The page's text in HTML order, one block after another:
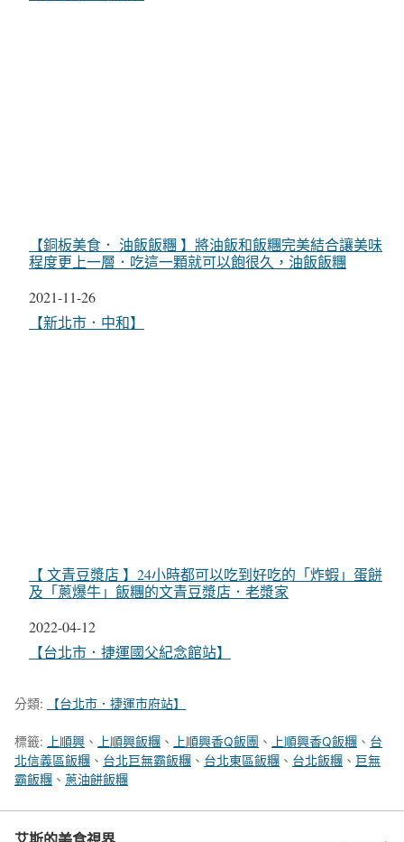
【銅板美食． 油飯飯糰 】將油飯和飯糰完美結合讓美味
程度更上一層．吃這一顆就可以飽很久，油飯飯糰
日期
2021-11-26
關於
【新北市．中和】
【 文青豆漿店 】24小時都可以吃到好吃的「炸蝦」蛋餅
及「蔥爆牛」飯糰的文青豆漿店．老漿家
日期
2022-04-12
關於
【台北市．捷運國父紀念館站】
分類: 【台北市．捷運市府站】
標籤: 上順興 、 上順興飯糰 、 上順興香Q飯團 、 上順興香Q飯糰 、 台
北信義區飯糰 、 台北巨無霸飯糰 、 台北東區飯糰 、 台北飯糰 、 巨無
霸飯糰 、 蔥油餅飯糰